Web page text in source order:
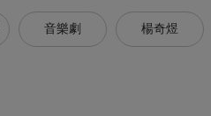
音樂劇 楊奇煜